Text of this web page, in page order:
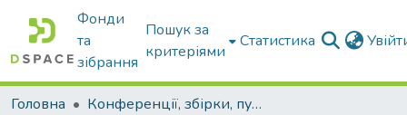
Фонди
та
зібрання
Пошук за
критеріями
Статистика
Головна
Конференції, збірки, публікації молодих вчених і здобувачів : магістрів, бакалаврів, аспірантів.